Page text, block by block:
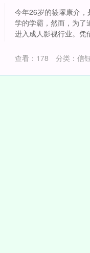
今年26岁的筱塚康介
学的学霸，然而，为了
进入成人影视行业。凭
查看： 178 分类： 信